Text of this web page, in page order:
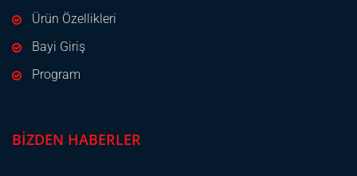
Ürün Özellikleri
Bayi Giriş
Program
BIZDEN HABERLER